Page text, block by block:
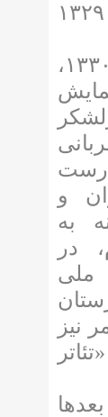
فردوسی، در پائیز سال ۱۳۲۹
«تئاتر سعدی» در سال ۱۳۳۰،
و
به
در
ملی
نیز